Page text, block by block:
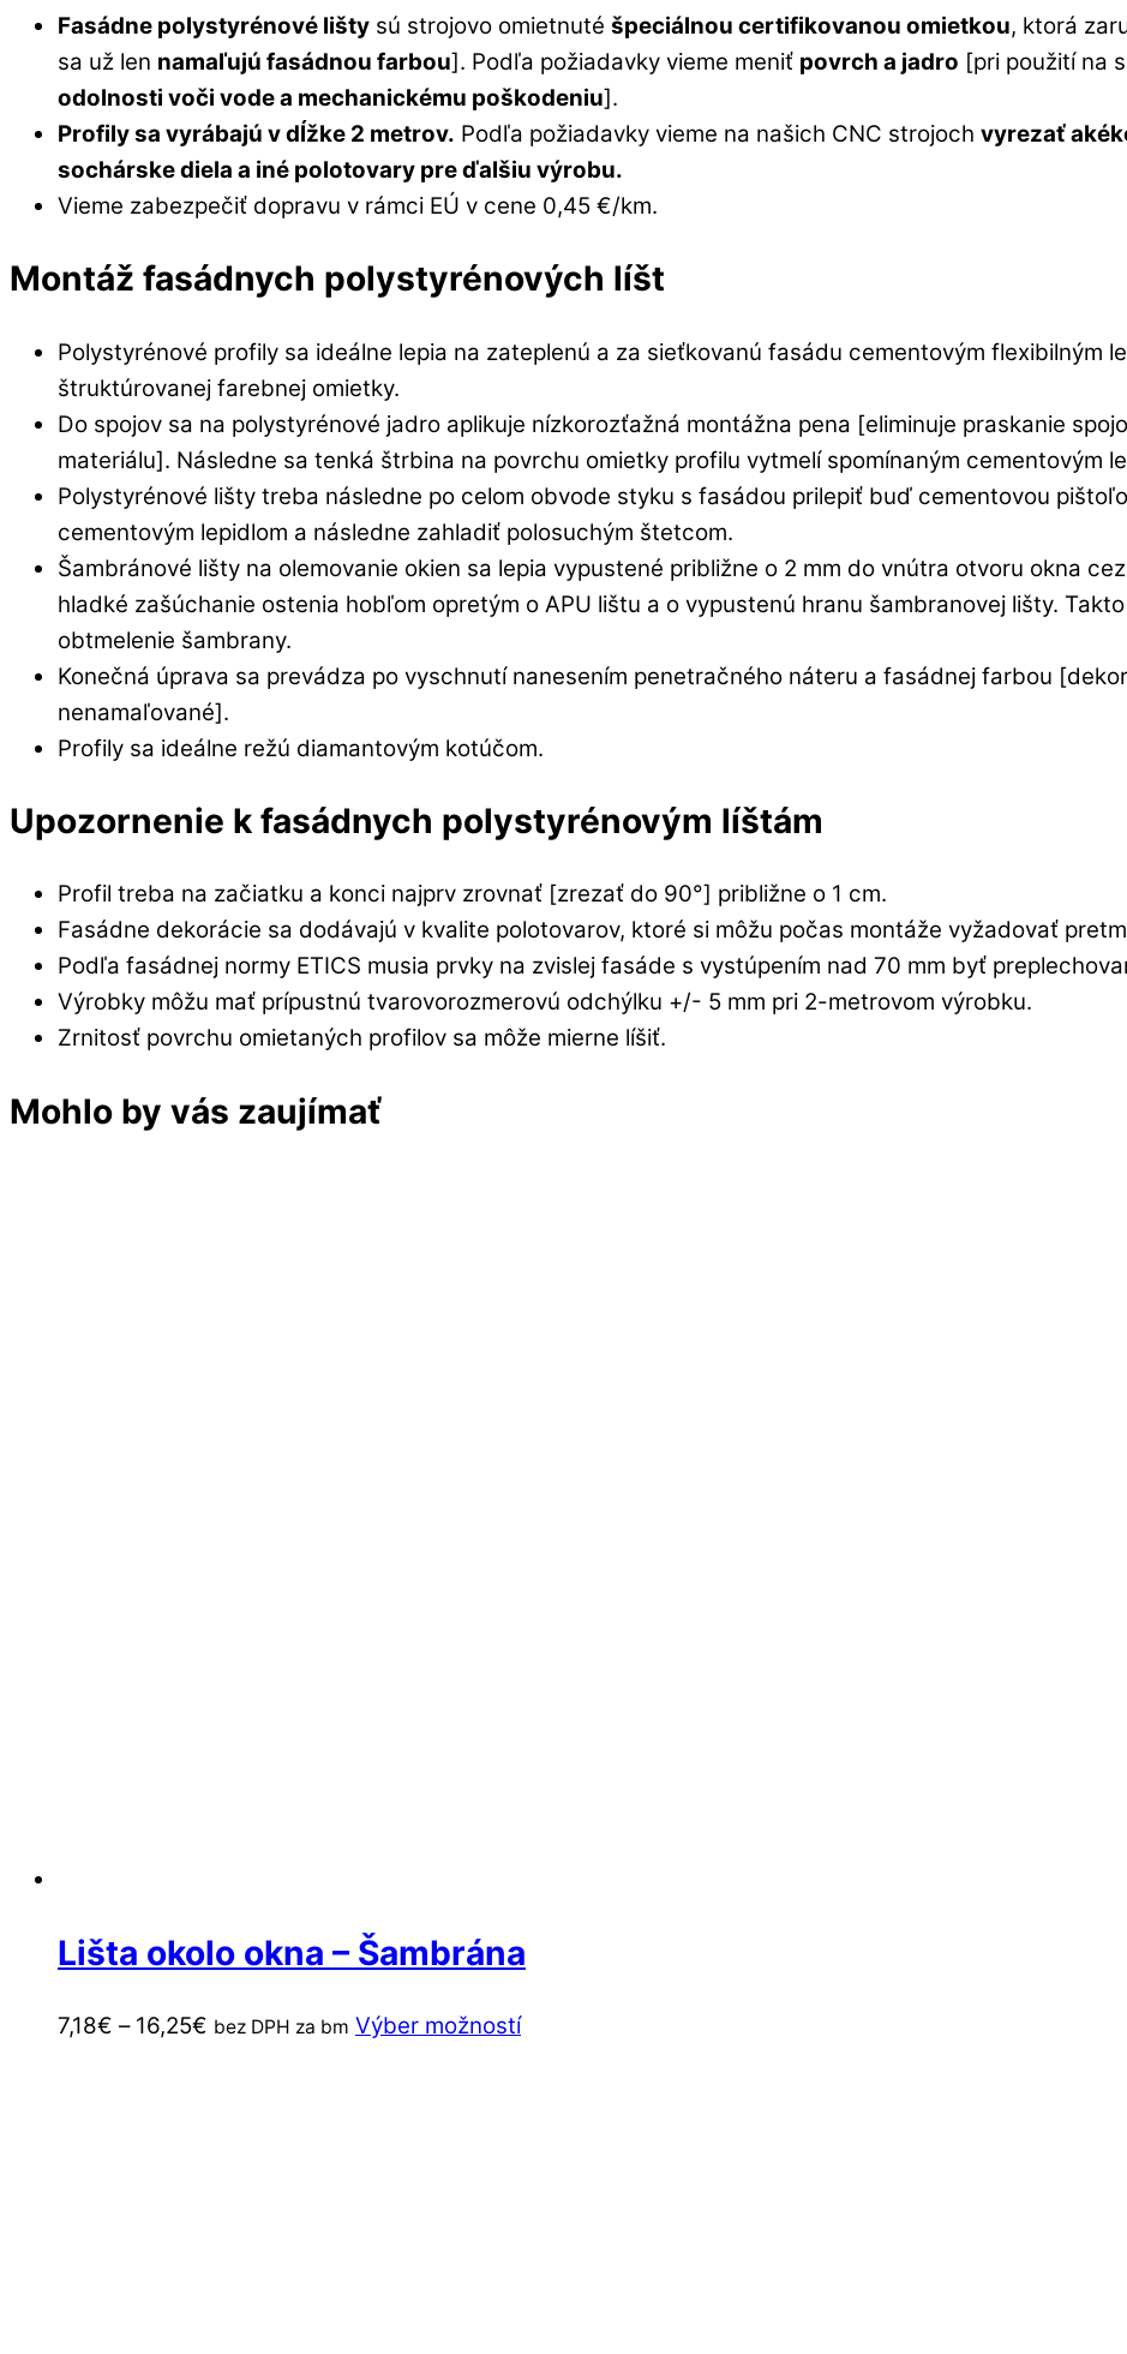
Fasádne polystyrénové lišty sú strojovo omietnuté špeciálnou certifikovanou omietkou, ktorá
sa už len namaľujú fasádnou farbou]. Podľa požiadavky vieme meniť povrch a jadro [pri použití na
odolnosti voči vode a mechanickému poškodeniu].
Profily sa vyrábajú v dĺžke 2 metrov. Podľa požiadavky vieme na našich CNC strojoch vyrezať
sochárske diela a iné polotovary pre ďalšiu výrobu.
Vieme zabezpečiť dopravu v rámci EÚ v cene 0,45 €/km.
Montáž fasádnych polystyrénových líšt
Polystyrénové profily sa ideálne lepia na zateplenú a za sieťkovanú fasádu cementovým flexibilným
štruktúrovanej farebnej omietky.
Do spojov sa na polystyrénové jadro aplikuje nízkorozťažná montážna pena [eliminuje praskanie
materiálu]. Následne sa tenká štrbina na povrchu omietky profilu vytmelí spomínaným cementovým
Polystyrénové lišty treba následne po celom obvode styku s fasádou prilepiť buď cementovou
cementovým lepidlom a následne zahladiť polosuchým štetcom.
Šambránové lišty na olemovanie okien sa lepia vypustené približne o 2 mm do vnútra otvoru okna
hladké zašúchanie ostenia hobľom opretým o APU lištu a o vypustenú hranu šambranovej lišty.
obtmelenie šambrany.
Konečná úprava sa prevádza po vyschnutí nanesením penetračného náteru a fasádnej farbou
nenamaľované].
Profily sa ideálne režú diamantovým kotúčom.
Upozornenie k fasádnych polystyrénovým líštám
Profil treba na začiatku a konci najprv zrovnať [zrezať do 90°] približne o 1 cm.
Fasádne dekorácie sa dodávajú v kvalite polotovarov, ktoré si môžu počas montáže vyžadovať
Podľa fasádnej normy ETICS musia prvky na zvislej fasáde s vystúpením nad 70 mm byť
Výrobky môžu mať prípustnú tvarovorozmerovú odchýlku +/- 5 mm pri 2-metrovom výrobku.
Zrnitosť povrchu omietaných profilov sa môže mierne líšiť.
Mohlo by vás zaujímať
Lišta okolo okna – Šambrána
7,18€ – 16,25€ Price
bez DPH za bm Výber možnostíTento